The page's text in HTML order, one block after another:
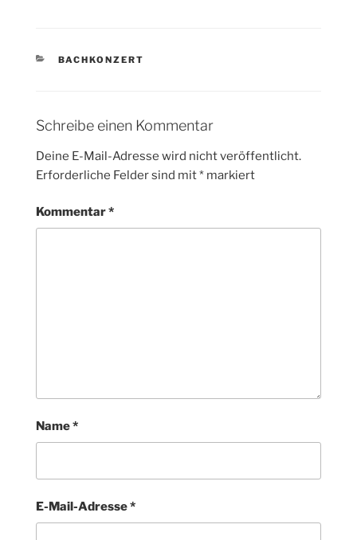
KATEGORIEN
BACHKONZERT
Schreibe einen Kommentar
Deine E-Mail-Adresse wird nicht veröffentlicht.
Erforderliche Felder sind mit* markiert
Kommentar*
Name*
E-Mail-Adresse*